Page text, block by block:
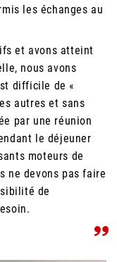
les échanges au
et avons atteint
nous avons
difficile de «
autres et sans
par une réunion
le déjeuner
moteurs de
ne devons pas faire
de